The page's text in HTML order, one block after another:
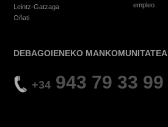
Leintz-Gatzaga
Oñati
empleo
DEBAGOIENEKO MANKOMUNITATEA
+34 943 79 33 99